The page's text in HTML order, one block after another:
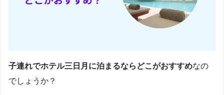
子連れでホテル三日月に泊まるならどこがおすすめなの
でしょうか？